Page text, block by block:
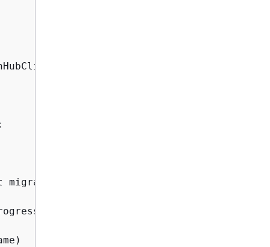
migrationClient, String streamName)
=